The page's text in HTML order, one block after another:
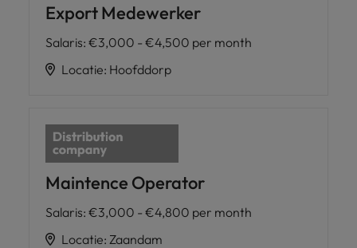
Export Medewerker
Salaris: €3,000 - €4,500 per month
Locatie: Hoofddorp
Maintence Operator
Salaris: €3,000 - €4,800 per month
Locatie: Zaandam